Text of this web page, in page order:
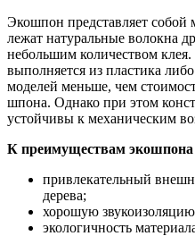
Экошпон представляет собой
лежат натуральные волокна
небольшим количеством
выполняется из пластика
моделей меньше, чем
шпона. Однако при этом
устойчивы к механическим
К преимуществам экошпона
привлекательный
дерева;
хорошую звукоизоляцию
экологичность